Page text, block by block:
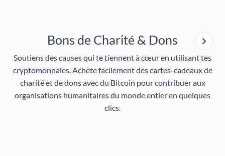
Bons de Charité & Dons
Soutiens des causes qui te tiennent à cœur en utilisant tes
cryptomonnaies. Achète facilement descartes-cadeaux de
charité et de donsavec du Bitcoin pour contribuer aux
organisations humanitaires du monde entier en quelques
clics.